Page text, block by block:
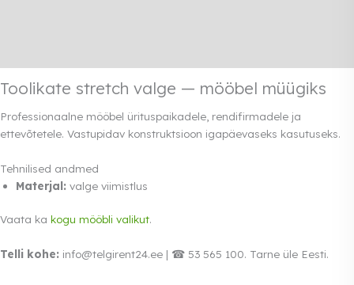
Toolikate stretch valge — mööbel müügiks
Professionaalne mööbel ürituspaikadele, rendifirmadele ja
ettevõtetele. Vastupidav konstruktsioon igapäevaseks kasutuseks.
Tehnilised andmed
Materjal: valge viimistlus
Vaata ka kogu mööbli valikut.
Telli kohe: info@telgirent24.ee | ☎ 53 565 100. Tarne üle Eesti.